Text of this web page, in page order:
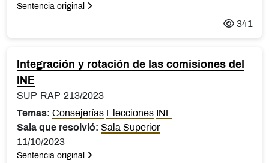
Sentencia original
341
Integración y rotación de las comisiones del
INE
SUP-RAP-213/2023
Temas: Consejerías Elecciones
INE
Sala que resolvió: Sala Superior
11/10/2023
Sentencia original